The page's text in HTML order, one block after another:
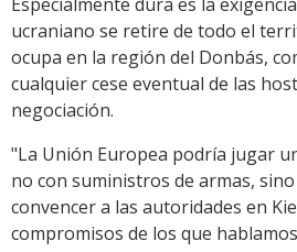
ucraniano se retire de todo el
ocupa en la región del Donbás,
cualquier cese eventual de las
negociación.
"La Unión Europea podría jugar
no con suministros de armas,
convencer a las autoridades en
compromisos de los que